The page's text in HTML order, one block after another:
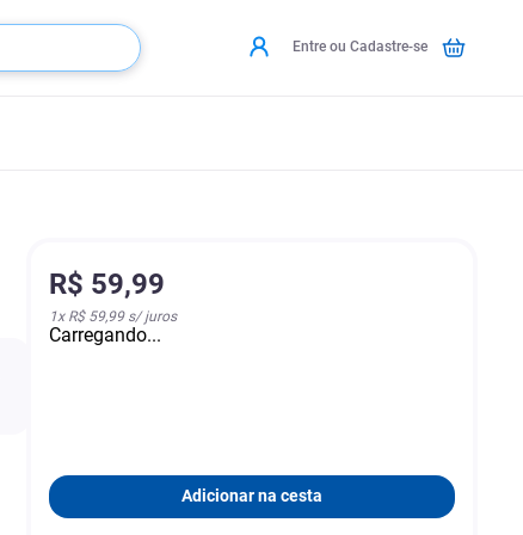
Entre ou Cadastre-se
R$ 59,99
1x R$ 59,99s/ juros
Carregando...
Adicionar na cesta